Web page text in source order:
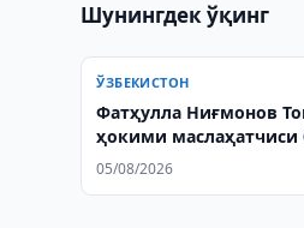
Шунингдек ўқинг
ЎЗБЕКИСТОН
Фатҳулла Ниғмонов
ҳокими маслаҳатчиси
05/08/2026